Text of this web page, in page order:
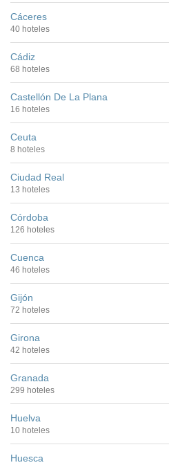
Cáceres
40 hoteles
Cádiz
68 hoteles
Castellón De La Plana
16 hoteles
Ceuta
8 hoteles
Ciudad Real
13 hoteles
Córdoba
126 hoteles
Cuenca
46 hoteles
Gijón
72 hoteles
Girona
42 hoteles
Granada
299 hoteles
Huelva
10 hoteles
Huesca